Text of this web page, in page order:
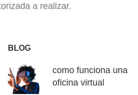
a realizar.
BLOG
como funciona una
oficina virtual